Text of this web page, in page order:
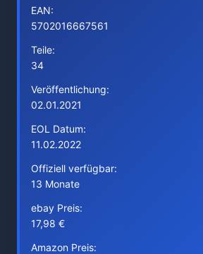
EAN:
5702016667561
Teile:
34
Veröffentlichung:
02.01.2021
EOL Datum:
11.02.2022
Offiziell verfügbar:
13 Monate
ebay Preis:
17,98 €
Amazon Preis: